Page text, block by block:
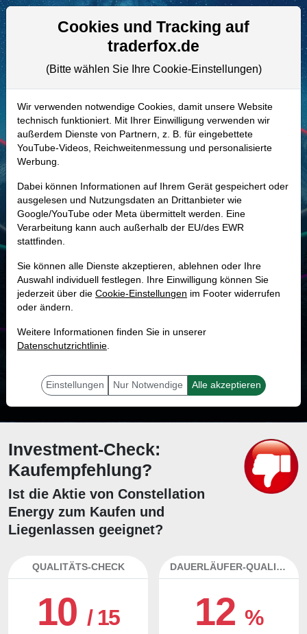
Aktien- und Artikelsuche
A3DCXB | CEG–Constellation
Energy Aktie
Realtime-Aktienkurs:
- - -
-
Marktkapitalisierung 93,19 Mrd. USD
Unternehmenswert
Umsatz 25,53 Mrd. USD
23.9 %
mit dieser Aktie erfolgreich sein.
Investment-Check:
Kaufempfehlung?
Ist die Aktie von Constellation
Energy zum Kaufen und
Liegenlassen geeignet?
QUALITÄTS-CHECK
10 / 15
DAUERLÄUFER-QUALITÄTEN
12%
Cookies und Tracking auf
traderfox.de
(Bitte wählen Sie Ihre Cookie-Einstellungen)
Wir verwenden notwendige Cookies, damit unsere Website
technisch funktioniert. Mit Ihrer Einwilligung verwenden wir
außerdem Dienste von Partnern, z. B. für eingebettete
YouTube-Videos, Reichweitenmessung und personalisierte
Werbung.
Dabei können Informationen auf Ihrem Gerät gespeichert oder
ausgelesen und Nutzungsdaten an Drittanbieter wie
Google/YouTube oder Meta übermittelt werden. Eine
Verarbeitung kann auch außerhalb der EU/des EWR
stattfinden.
Sie können alle Dienste akzeptieren, ablehnen oder Ihre
Auswahl individuell festlegen. Ihre Einwilligung können Sie
jederzeit über die Cookie-Einstellungen im Footer widerrufen
oder ändern.
Weitere Informationen finden Sie in unserer
Datenschutzrichtlinie.
Einstellungen Nur Notwendige Alle akzeptieren